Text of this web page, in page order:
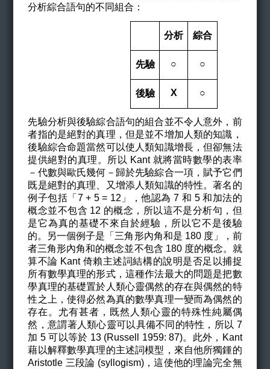
分析綜合語句的不同組合：
分析 綜合
先驗 ○ ○
後驗 X ○
先驗分析與後驗綜合語句的組合並不令人意外，前
者指的是絕對的真理，但是並不增加人類的知識，
後驗綜合命題當然可以使人類知識增長，但卻無法
提供絕對的真理。所以 Kant 就將當時數學的表率
－代數與歐氏幾何－歸於先驗綜合一項，賦予它們
既是絕對的真理、又增添人類知識的特性。著名的
例子包括「7 + 5 = 12」，他認為 7 和 5 和加法的
概念並不包含 12 的概念，所以這不是分析句，但
是它為真的基礎不來自於經驗，所以它不是後驗
的。另一個例子是「三角形內角和是 180 度」，前
者三角形內角和的概念並不包含 180 度的概念。就
算不論 Kant 倚賴主述詞結構的說明是否足以捕捉
所有數學真理的形式，這種作法最大的問題是把數
學真理的基礎置於人類心靈偶然的存在與偶然的特
性之上，使得必然為真的數學真理一變而為偶然的
存在。尤有甚者，既然人類心靈的特殊性純屬偶
然，意謂著人類心靈可以具備不同的特性，所以 7
加 5 可以等於 13 (Russell 1959: 87)。此外，Kant
藉以解釋數學真理的主述詞模型，來自他所獨鍾的
Aristotle 三段論 (syllogism)，這使他的理論完全無